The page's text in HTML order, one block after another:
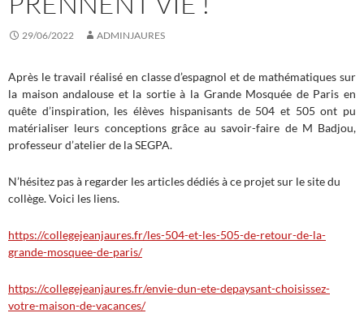
29/06/2022 ADMINJAURES
Après le travail réalisé en classe d’espagnol et de mathématiques sur
la maison andalouse et la sortie à la Grande Mosquée de Paris en
quête d’inspiration, les élèves hispanisants de 504 et 505 ont pu
matérialiser leurs conceptions grâce au savoir-faire de M Badjou,
professeur d’atelier de la SEGPA.
N’hésitez pas à regarder les articles dédiés à ce projet sur le site du
collège. Voici les liens.
https://collegejeanjaures.fr/les-504-et-les-505-de-retour-de-la-
grande-mosquee-de-paris/
https://collegejeanjaures.fr/envie-dun-ete-depaysant-choisissez-
votre-maison-de-vacances/